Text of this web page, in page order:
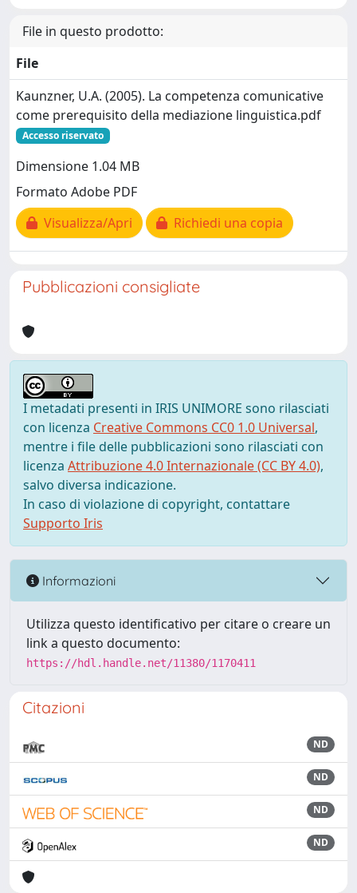
File in questo prodotto:
File
Kaunzner, U.A. (2005). La competenza comunicative
come prerequisito della mediazione linguistica.pdf
Accesso riservato
Dimensione 1.04 MB
Formato Adobe PDF
Visualizza/Apri
Richiedi una copia
Pubblicazioni consigliate
I metadati presenti in IRIS UNIMORE sono rilasciati
con licenza Creative Commons CC0 1.0 Universal,
mentre i file delle pubblicazioni sono rilasciati con
licenza Attribuzione 4.0 Internazionale (CC BY 4.0),
salvo diversa indicazione.
In caso di violazione di copyright, contattare
Supporto Iris
Informazioni
Utilizza questo identificativo per citare o creare un
link a questo documento:
https://hdl.handle.net/11380/1170411
Citazioni
ND
ND
ND
ND